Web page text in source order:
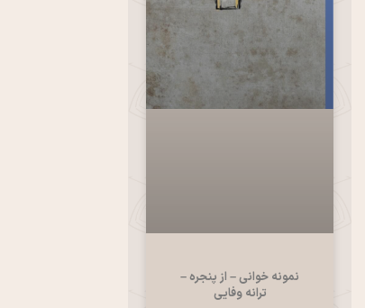
نمونه خوانی – از پنجره –
ترانه وفایی